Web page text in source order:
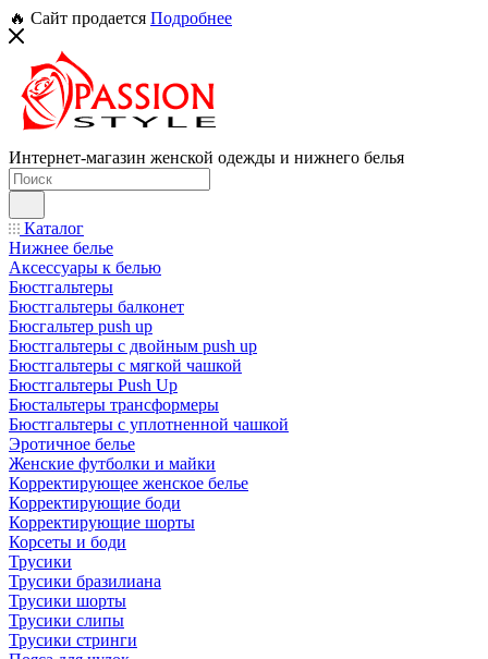
🔥 Сайт продается Подробнее
Интернет-магазин женской одежды и нижнего белья
Каталог
Нижнее белье
Аксессуары к белью
Бюстгальтеры
Бюстгальтеры балконет
Бюсгальтер push up
Бюстгальтеры с двойным push up
Бюстгальтеры с мягкой чашкой
Бюстгальтеры Push Up
Бюстальтеры трансформеры
Бюстгальтеры с уплотненной чашкой
Эротичное белье
Женские футболки и майки
Корректирующее женское белье
Корректирующие боди
Корректирующие шорты
Корсеты и боди
Трусики
Трусики бразилиана
Трусики шорты
Трусики слипы
Трусики стринги